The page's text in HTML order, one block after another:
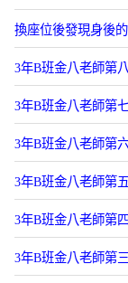
換座位後發現身後
3年B班金八老師第
3年B班金八老師第
3年B班金八老師第
3年B班金八老師第
3年B班金八老師第
3年B班金八老師第